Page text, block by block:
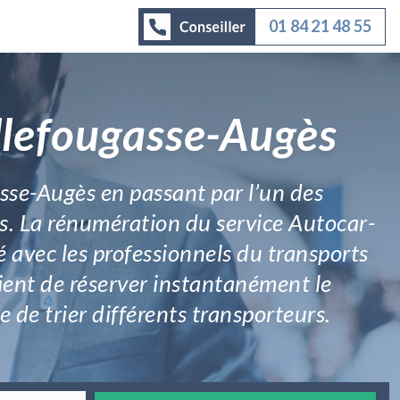
01 84 21 48 55
Augès
Augès en passant par l’un des
La rénumération du service Autocar-
les professionnels du transports
de réserver instantanément le
de trier différents transporteurs.